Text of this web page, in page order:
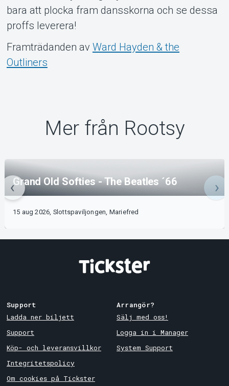
bara att plocka fram dansskorna och se dessa
proffs leverera!
Framträdanden av Ward Hayden & the
Outliners
Mer från Rootsy
Grand Old Softies - The Beatles ´66
15 aug 2026, Slottspaviljongen, Mariefred
Support
Ladda ner biljett
Support
Köp- och leveransvillkor
Integritetspolicy
Om cookies på Tickster
Arrangör?
Sälj med oss!
Logga in i Manager
System Support